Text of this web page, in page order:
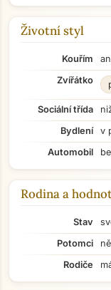
Životní styl
Kouřím
Zvířátko
Sociální třída
Bydlení
v
Automobil
Rodina a
Stav
Potomci
Rodiče